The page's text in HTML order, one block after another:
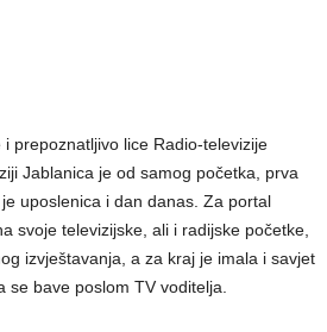
prepoznatljivo lice Radio-televizije
Jablanica je od samog početka, prva
uposlenica i dan danas. Za portal
svoje televizijske, ali i radijske početke,
izvještavanja, a za kraj je imala i savjet
bave poslom TV voditelja.